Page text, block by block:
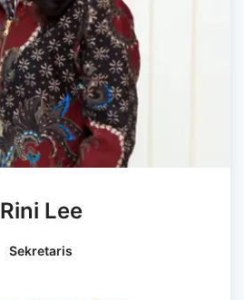
Rini Lee
Sekretaris